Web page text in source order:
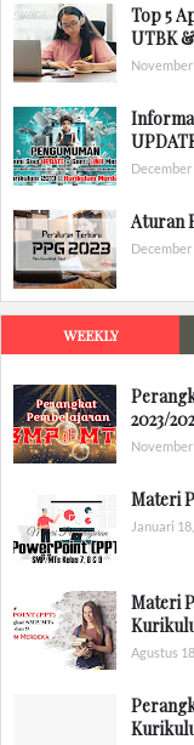
Top 5
UTBK
December
Aturan
December
WEEKLY
2023/
Materi
Januari
Materi
Agustus